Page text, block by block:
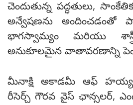
చెందుతున్న పద్ధతులు,
అన్వేషణను అందించడంతో
భాగస్వామ్యం మరియు
అనుకూలమైన వాతావరణాన్ని
మీనాక్షి అకాడమీ ఆఫ్
రీసెర్చ్ గౌరవ వైస్ ఛాన్సలర్,